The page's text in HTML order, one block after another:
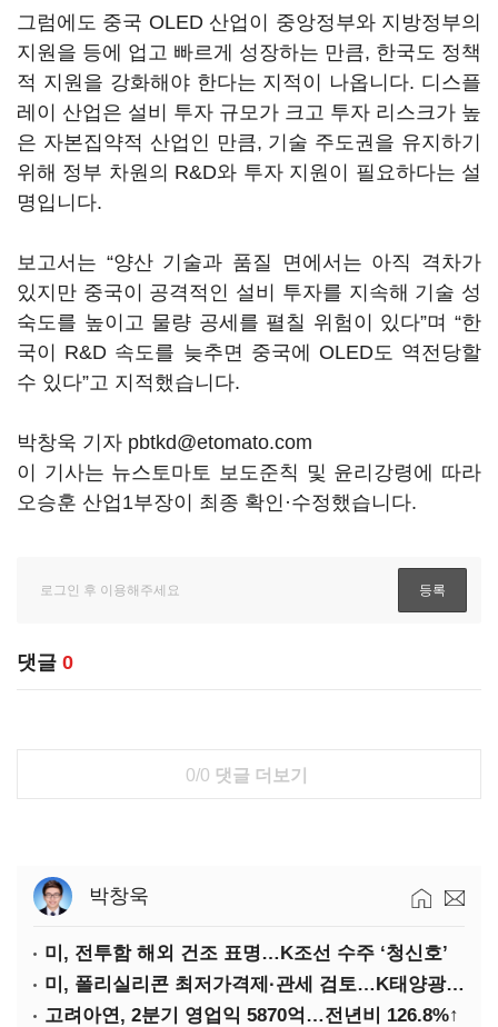
그럼에도 중국 OLED 산업이 중앙정부와 지방정부의
지원을 등에 업고 빠르게 성장하는 만큼, 한국도 정책
적 지원을 강화해야 한다는 지적이 나옵니다. 디스플
레이 산업은 설비 투자 규모가 크고 투자 리스크가 높
은 자본집약적 산업인 만큼, 기술 주도권을 유지하기
위해 정부 차원의 R&D와 투자 지원이 필요하다는 설
명입니다.
보고서는 “양산 기술과 품질 면에서는 아직 격차가
있지만 중국이 공격적인 설비 투자를 지속해 기술 성
숙도를 높이고 물량 공세를 펼칠 위험이 있다”며 “한
국이 R&D 속도를 늦추면 중국에 OLED도 역전당할
수 있다”고 지적했습니다.
박창욱 기자 pbtkd@etomato.com
이 기사는 뉴스토마토 보도준칙 및 윤리강령에 따라
오승훈 산업1부장이 최종 확인·수정했습니다.
댓글 0
0/0 댓글 더보기
박창욱
미, 전투함 해외 건조 표명…K조선 수주 ‘청신호’
미, 폴리실리콘 최저가격제·관세 검토…K태양광 입지 확대 기대
고려아연, 2분기 영업익 5870억…전년비 126.8%↑